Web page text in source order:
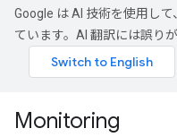
Google は AI 技術を使用し
ています。AI 翻訳には誤り
Monitoring